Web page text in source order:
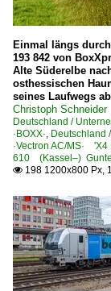
Einmal längs
193 842 von
Alte Süderelbe
osthessischen
seines Laufwegs
Christoph Schneider
Deutschland /
·BOXX·, Deutschland
·Vectron AC/MS·
610 (Kassel–)
 198 1200x800 Px,